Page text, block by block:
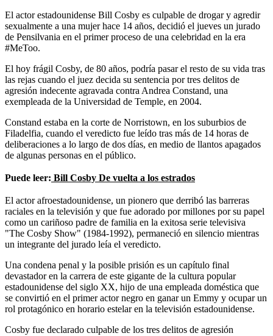
El actor estadounidense Bill Cosby es culpable de drogar y agredir
sexualmente a una mujer hace 14 años, decidió el jueves un jurado
de Pensilvania en el primer proceso de una celebridad en la era
#MeToo.
El hoy frágil Cosby, de 80 años, podría pasar el resto de su vida tras
las rejas cuando el juez decida su sentencia por tres delitos de
agresión indecente agravada contra Andrea Constand, una
exempleada de la Universidad de Temple, en 2004.
Constand estaba en la corte de Norristown, en los suburbios de
Filadelfia, cuando el veredicto fue leído tras más de 14 horas de
deliberaciones a lo largo de dos días, en medio de llantos apagados
de algunas personas en el público.
Puede leer: Bill Cosby De vuelta a los estrados
El actor afroestadounidense, un pionero que derribó las barreras
raciales en la televisión y que fue adorado por millones por su papel
como un cariñoso padre de familia en la exitosa serie televisiva
"The Cosby Show" (1984-1992), permaneció en silencio mientras
un integrante del jurado leía el veredicto.
Una condena penal y la posible prisión es un capítulo final
devastador en la carrera de este gigante de la cultura popular
estadounidense del siglo XX, hijo de una empleada doméstica que
se convirtió en el primer actor negro en ganar un Emmy y ocupar un
rol protagónico en horario estelar en la televisión estadounidense.
Cosby fue declarado culpable de los tres delitos de agresión